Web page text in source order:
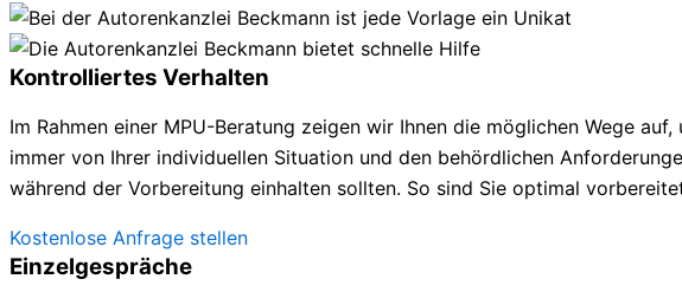
Kontrolliertes Verhalten
Im Rahmen einer MPU-Beratung zeigen wir Ihnen die möglichen Wege
immer von Ihrer individuellen Situation und den behördlichen
während der Vorbereitung einhalten sollten. So sind Sie optimal
Kostenlose Anfrage stellen
Einzelgespräche